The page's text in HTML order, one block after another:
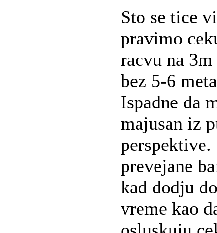
Sto se tice
pravimo
racvu na
bez 5-6
Ispadne da
majusan iz
prevejane
kad dodju
vreme kao